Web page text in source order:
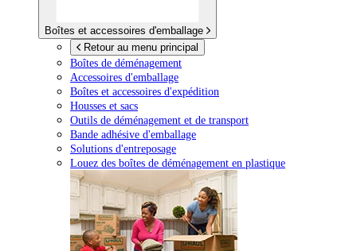
Boîtes et accessoires d'emballage
Retour au menu principal
Boîtes de déménagement
Accessoires d'emballage
Boîtes et accessoires d'expédition
Housses et sacs
Outils de déménagement et de transport
Bande adhésive d'emballage
Solutions d'entreposage
Louez des boîtes de déménagement en plastique